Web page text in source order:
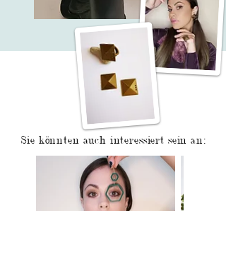
Sie könnten auch interessiert sein an: